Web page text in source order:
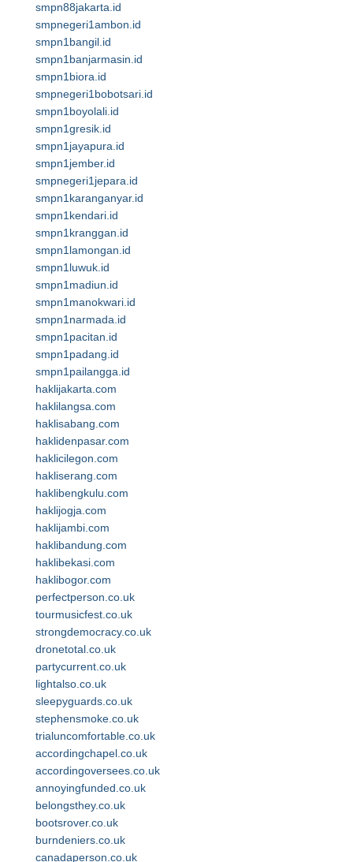
smpn88jakarta.id
smpnegeri1ambon.id
smpn1bangil.id
smpn1banjarmasin.id
smpn1biora.id
smpnegeri1bobotsari.id
smpn1boyolali.id
smpn1gresik.id
smpn1jayapura.id
smpn1jember.id
smpnegeri1jepara.id
smpn1karanganyar.id
smpn1kendari.id
smpn1kranggan.id
smpn1lamongan.id
smpn1luwuk.id
smpn1madiun.id
smpn1manokwari.id
smpn1narmada.id
smpn1pacitan.id
smpn1padang.id
smpn1pailangga.id
haklijakarta.com
haklilangsa.com
haklisabang.com
haklidenpasar.com
haklicilegon.com
hakliserang.com
haklibengkulu.com
haklijogja.com
haklijambi.com
haklibandung.com
haklibekasi.com
haklibogor.com
perfectperson.co.uk
tourmusicfest.co.uk
strongdemocracy.co.uk
dronetotal.co.uk
partycurrent.co.uk
lightalso.co.uk
sleepyguards.co.uk
stephensmoke.co.uk
trialuncomfortable.co.uk
accordingchapel.co.uk
accordingoversees.co.uk
annoyingfunded.co.uk
belongsthey.co.uk
bootsrover.co.uk
burndeniers.co.uk
canadaperson.co.uk